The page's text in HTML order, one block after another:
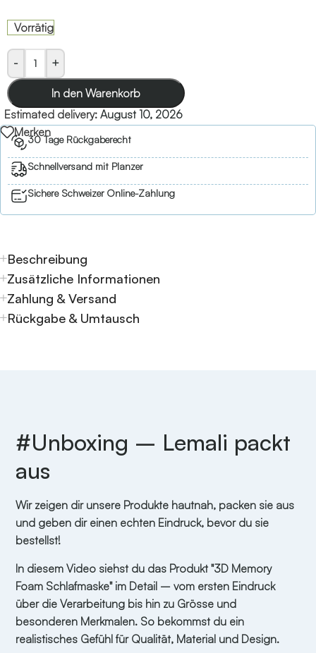
Vorrätig
- +
In den Warenkorb
Estimated delivery: August 10, 2026
Merken
30 Tage Rückgaberecht
Schnellversand mit Planzer
Sichere Schweizer Online-Zahlung
Beschreibung
Zusätzliche Informationen
Zahlung & Versand
Rückgabe & Umtausch
#Unboxing – Lemali packt
aus
Wir zeigen dir unsere Produkte hautnah, packen sie aus
und geben dir einen echten Eindruck, bevor du sie
bestellst!
In diesem Video siehst du das Produkt "3D Memory
Foam Schlafmaske" im Detail – vom ersten Eindruck
über die Verarbeitung bis hin zu Grösse und
besonderen Merkmalen. So bekommst du ein
realistisches Gefühl für Qualität, Material und Design.